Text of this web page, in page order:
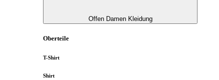
Offen Damen Kleidung
Oberteile
T-Shirt
Shirt